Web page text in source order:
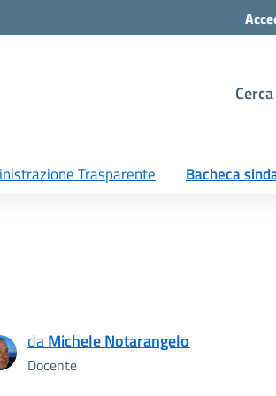
Cerca
Trasparente Bacheca
daMichele Notarangelo
Docente